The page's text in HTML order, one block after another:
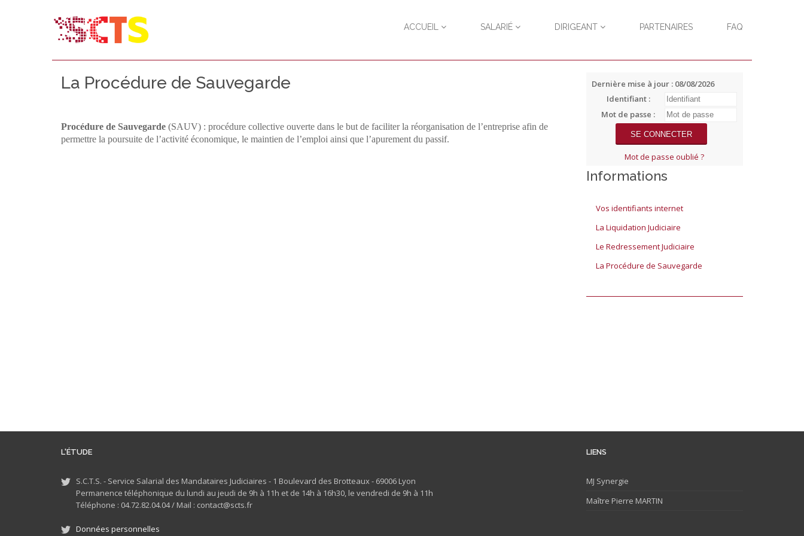
ACCUEIL SALARIÉ DIRIGEANT PARTENAIRES FAQ
La Procédure de Sauvegarde
Procédure de Sauvegarde (SAUV) : procédure collective ouverte dans le but de faciliter la réorganisation de l’entreprise afin de
permettre la poursuite de l’activité économique, le maintien de l’emploi ainsi que l’apurement du passif.
Dernière mise à jour : 08/08/2026
Identifiant :
Mot de passe :
Mot de passe oublié ?
Informations
Vos identifiants internet
La Liquidation Judiciaire
Le Redressement Judiciaire
La Procédure de Sauvegarde
L'ÉTUDE
S.C.T.S. - Service Salarial des Mandataires Judiciaires - 1 Boulevard des Brotteaux - 69006 Lyon
Permanence téléphonique du lundi au jeudi de 9h à 11h et de 14h à 16h30, le vendredi de 9h à 11h
Téléphone : 04.72.82.04.04 / Mail : contact@scts.fr
Données personnelles
LIENS
MJ Synergie
Maître Pierre MARTIN